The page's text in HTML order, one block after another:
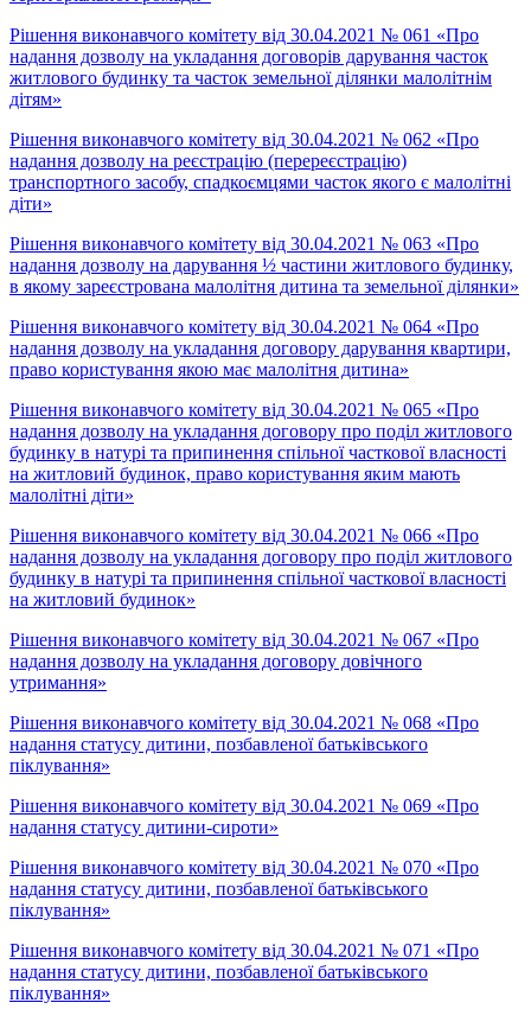
Рішення виконавчого комітету від 30.04.2021 № 061 «Про
надання дозволу на укладання договорів дарування часток
житлового будинку та часток земельної ділянки малолітнім
дітям»
Рішення виконавчого комітету від 30.04.2021 № 062 «Про
надання дозволу на реєстрацію (перереєстрацію)
транспортного засобу, спадкоємцями часток якого є малолітні
діти»
Рішення виконавчого комітету від 30.04.2021 № 063 «Про
надання дозволу на дарування ½ частини житлового будинку,
в якому зареєстрована малолітня дитина та земельної ділянки»
Рішення виконавчого комітету від 30.04.2021 № 064 «Про
надання дозволу на укладання договору дарування квартири,
право користування якою має малолітня дитина»
Рішення виконавчого комітету від 30.04.2021 № 065 «Про
надання дозволу на укладання договору про поділ житлового
будинку в натурі та припинення спільної часткової власності
на житловий будинок, право користування яким мають
малолітні діти»
Рішення виконавчого комітету від 30.04.2021 № 066 «Про
надання дозволу на укладання договору про поділ житлового
будинку в натурі та припинення спільної часткової власності
на житловий будинок»
Рішення виконавчого комітету від 30.04.2021 № 067 «Про
надання дозволу на укладання договору довічного
утримання»
Рішення виконавчого комітету від 30.04.2021 № 068 «Про
надання статусу дитини, позбавленої батьківського
піклування»
Рішення виконавчого комітету від 30.04.2021 № 069 «Про
надання статусу дитини-сироти»
Рішення виконавчого комітету від 30.04.2021 № 070 «Про
надання статусу дитини, позбавленої батьківського
піклування»
Рішення виконавчого комітету від 30.04.2021 № 071 «Про
надання статусу дитини, позбавленої батьківського
піклування»